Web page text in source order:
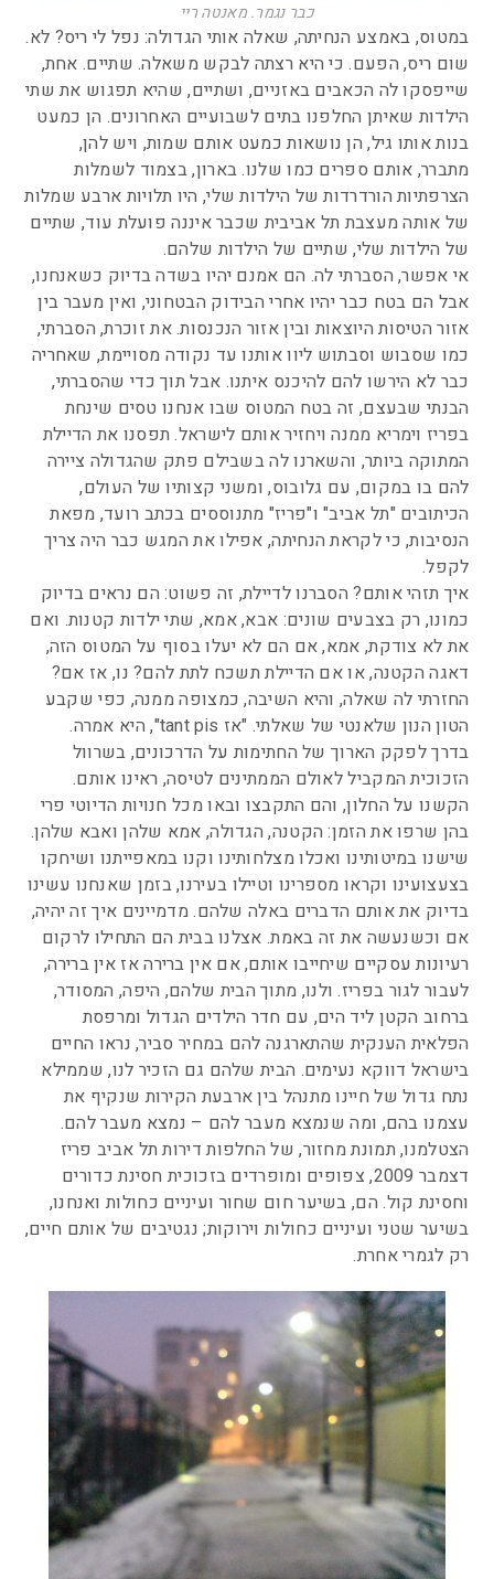
כבר נגמר. מאנטה ריי
במטוס, באמצע הנחיתה, שאלה אותי הגדולה: נפל לי ריס? לא.
שום ריס, הפעם. כי היא רצתה לבקש משאלה. שתיים. אחת,
שייפסקו לה הכאבים באזניים, ושתיים, שהיא תפגוש את שתי
הילדות שאיתן החלפנו בתים לשבועיים האחרונים. הן כמעט
בנות אותו גיל, הן נושאות כמעט אותם שמות, ויש להן,
מתברר, אותם ספרים כמו שלנו. בארון, בצמוד לשמלות
הצרפתיות הורדרדות של הילדות שלי, היו תלויות ארבע שמלות
של אותה מעצבת תל אביבית שכבר איננה פועלת עוד, שתיים
של הילדות שלי, שתיים של הילדות שלהם.
אי אפשר, הסברתי לה. הם אמנם יהיו בשדה בדיוק כשאנחנו,
אבל הם בטח כבר יהיו אחרי הבידוק הבטחוני, ואין מעבר בין
אזור הטיסות היוצאות ובין אזור הנכנסות. את זוכרת, הסברתי,
כמו שסבוש וסבתוש ליוו אותנו עד נקודה מסויימת, שאחריה
כבר לא הירשו להם להיכנס איתנו. אבל תוך כדי שהסברתי,
הבנתי שבעצם, זה בטח המטוס שבו אנחנו טסים שינחת
בפריז וימריא ממנה ויחזיר אותם לישראל. תפסנו את הדיילת
המתוקה ביותר, והשארנו לה בשבילם פתק שהגדולה ציירה
להם בו במקום, עם גלובוס, ומשני קצותיו של העולם,
הכיתובים "תל אביב" ו"פריז" מתנוססים בכתב רועד, מפאת
הנסיבות, כי לקראת הנחיתה, אפילו את המגש כבר היה צריך
לקפל.
איך תזהי אותם? הסברנו לדיילת, זה פשוט: הם נראים בדיוק
כמונו, רק בצבעים שונים: אבא, אמא, שתי ילדות קטנות. ואם
את לא צודקת, אמא, אם הם לא יעלו בסוף על המטוס הזה,
דאגה הקטנה, או אם הדיילת תשכח לתת להם? נו, אז אם?
החזרתי לה שאלה, והיא השיבה, כמצופה ממנה, כפי שקבע
הטון הנון שלאנטי של שאלתי. "אז tant pis", היא אמרה.
בדרך לפקק הארוך של החתימות על הדרכונים, בשרוול
הזכוכית המקביל לאולם הממתינים לטיסה, ראינו אותם.
הקשנו על החלון, והם התקבצו ובאו מכל חנויות הדיוטי פרי
בהן שרפו את הזמן: הקטנה, הגדולה, אמא שלהן ואבא שלהן.
שישנו במיטותינו ואכלו מצלחותינו וקנו במאפייתנו ושיחקו
בצעצועינו וקראו מספרינו וטיילו בעירנו, בזמן שאנחנו עשינו
בדיוק את אותם הדברים באלה שלהם. מדמיינים איך זה יהיה,
אם וכשנעשה את זה באמת. אצלנו בבית הם התחילו לרקום
רעיונות עסקיים שיחייבו אותם, אם אין ברירה אז אין ברירה,
לעבור לגור בפריז. ולנו, מתוך הבית שלהם, היפה, המסודר,
ברחוב הקטן ליד הים, עם חדר הילדים הגדול ומרפסת
הפלאית הענקית שהתארגנה להם במחיר סביר, נראו החיים
בישראל דווקא נעימים. הבית שלהם גם הזכיר לנו, שממילא
נתח גדול של חיינו מתנהל בין ארבעת הקירות שנקיף את
עצמנו בהם, ומה שנמצא מעבר להם – נמצא מעבר להם.
הצטלמנו, תמונת מחזור, של החלפות דירות תל אביב פריז
דצמבר 2009, צפופים ומופרדים בזכוכית חסינת כדורים
וחסינת קול. הם, בשיער חום שחור ועיניים כחולות ואנחנו,
בשיער שטני ועיניים כחולות וירוקות; נגטיבים של אותם חיים,
רק לגמרי אחרת.